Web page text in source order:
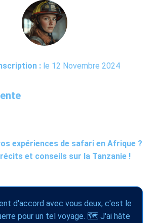
: le 12 Novembre 2024
expériences de safari en Afrique ?
et conseils sur la Tanzanie !
d'accord avec vous deux, c'est le
pour un tel voyage. 🗺️ J'ai hâte